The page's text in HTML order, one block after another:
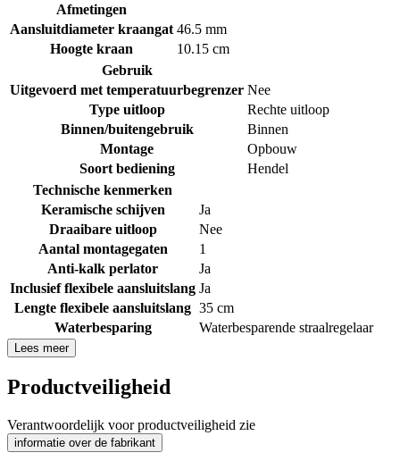
Afmetingen
Aansluitdiameter kraangat 46.5 mm
Hoogte kraan
10.15 cm
Gebruik
Uitgevoerd met temperatuurbegrenzer Nee
Type uitloop
Rechte uitloop
Binnen/buitengebruik
Binnen
Montage
Opbouw
Soort bediening
Hendel
Technische kenmerken
Keramische schijven
Ja
Draaibare uitloop
Nee
Aantal montagegaten
1
Anti-kalk perlator
Ja
Inclusief flexibele aansluitslang Ja
Lengte flexibele aansluitslang 35 cm
Waterbesparing
Waterbesparende straalregelaar
Lees meer
Productveiligheid
Verantwoordelijk voor productveiligheid zie
informatie over de fabrikant